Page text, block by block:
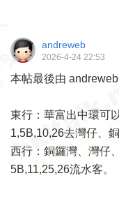
andreweb
2026-4-24 22:53
本帖最後由
東行：華富出中環可
1,5B,10,26去灣仔、銅
西行：銅鑼灣、灣仔
5B,11,25,26流水客。